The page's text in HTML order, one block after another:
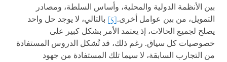
بين الأنظمة الدولية والمحلية، وأساس السلطة، ومصادر
التمويل، من بين عوامل أخرى.[5]
بالتالي، لا يوجد حل واحد
يصلح لجميع الحالات، إذ يعتمد الأمر بشكل كبير على
خصوصيات كل سياق. رغم ذلك، قد تُشكل الدروس المستفادة
من التجارب السابقة، لا سيما تلك المستفادة من جهود